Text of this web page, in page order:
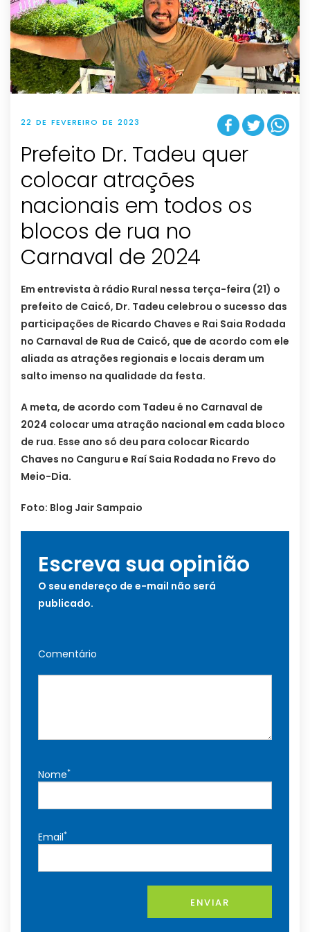
22 DE FEVEREIRO DE 2023
Prefeito Dr. Tadeu quer
colocar atrações
nacionais em todos os
blocos de rua no
Carnaval de 2024
Em entrevista à rádio Rural nessa terça-feira (21) o
prefeito de Caicó, Dr. Tadeu celebrou o sucesso das
participações de Ricardo Chaves e Rai Saia Rodada
no Carnaval de Rua de Caicó, que de acordo com ele
aliada as atrações regionais e locais deram um
salto imenso na qualidade da festa.
A meta, de acordo com Tadeu é no Carnaval de
2024 colocar uma atração nacional em cada bloco
de rua. Esse ano só deu para colocar Ricardo
Chaves no Canguru e Raí Saia Rodada no Frevo do
Meio-Dia.
Foto: Blog Jair Sampaio
Escreva sua opinião
O seu endereço de e-mail não será
publicado.
Comentário
Nome*
Email*
ENVIAR